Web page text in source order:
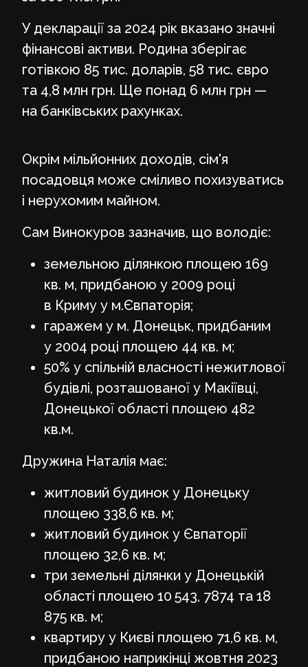
У декларації за 2024 рік вказано значні
фінансові активи. Родина зберігає
готівкою 85 тис. доларів, 58 тис. євро
та 4,8 млн грн. Ще понад 6 млн грн —
на банківських рахунках.
Окрім мільйонних доходів, сім'я
посадовця може сміливо похизуватись
і нерухомим майном.
Сам Винокуров зазначив, що володіє:
земельною ділянкою площею 169
кв. м, придбаною у 2009 році
в Криму у м.Євпаторія;
гаражем у м. Донецьк, придбаним
у 2004 році площею 44 кв. м;
50% у спільній власності нежитлової
будівлі, розташованої у Макіївці,
Донецької області площею 482
кв.м.
Дружина Наталія має:
житловий будинок у Донецьку
площею 338,6 кв. м;
житловий будинок у Євпаторії
площею 32,6 кв. м;
три земельні ділянки у Донецькій
області площею 10 543, 7874 та 18
875 кв. м;
квартиру у Києві площею 71,6 кв. м,
придбаною наприкінці жовтня 2023